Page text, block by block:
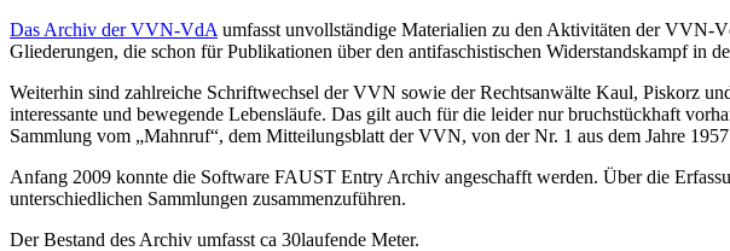
Das Archiv der VVN-VdA umfasst unvollständige Materialien zu den Aktivitäten der VVN-
Gliederungen, die schon für Publikationen über den antifaschistischen Widerstandskampf in
Weiterhin sind zahlreiche Schriftwechsel der VVN sowie der Rechtsanwälte Kaul, Piskorz
interessante und bewegende Lebensläufe. Das gilt auch für die leider nur bruchstückhaft
Sammlung vom „Mahnruf“, dem Mitteilungsblatt der VVN, von der Nr. 1 aus dem Jahre
Anfang 2009 konnte die Software FAUST Entry Archiv angeschafft werden. Über die
unterschiedlichen Sammlungen zusammenzuführen.
Der Bestand des Archiv umfasst ca 30laufende Meter.